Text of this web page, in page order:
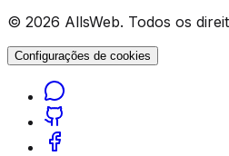
© 2026 AllsWeb. Todos os
Configurações de cookies